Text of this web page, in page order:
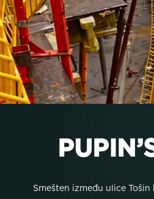
Smešten između ulice